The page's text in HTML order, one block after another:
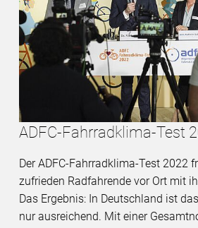
ADFC-Fahrradklima-Test
Der ADFC-Fahrradklima-Test 2022
zufrieden Radfahrende vor Ort mit
Das Ergebnis: In Deutschland ist
nur ausreichend. Mit einer